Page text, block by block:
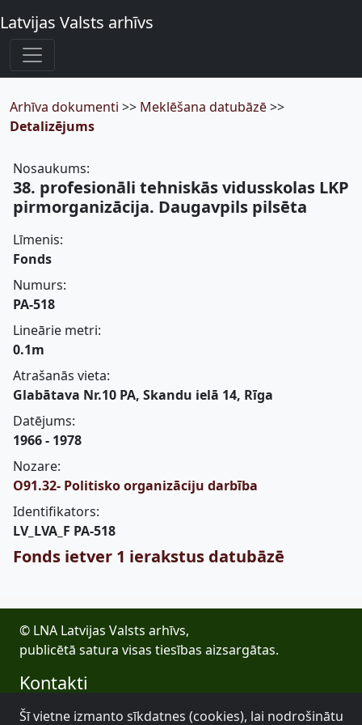
Latvijas Valsts arhīvs
Arhīva dokumenti >> Meklēšana datubāzē>>
Detalizējums
Nosaukums:
38. profesionāli tehniskās vidusskolas LKP
pirmorganizācija. Daugavpils pilsēta
Līmenis:
Fonds
Numurs:
PA-518
Lineārie metri:
0.1m
Atrašanās vieta:
Glabātava Nr.10 PA, Skandu ielā 14, Rīga
Datējums:
1966 - 1978
Nozare:
O91.32- Politisko organizāciju darbība
Identifikators:
LV_LVA_F PA-518
Fonds ietver 1 ierakstus datubāzē
© LNA Latvijas Valsts arhīvs,
publicētā satura visas tiesības aizsargātas.
Kontakti
E-pasts: lva@arhivi.gov.lv
Šī vietne izmanto sīkdatnes (cookies), lai nodrošinātu